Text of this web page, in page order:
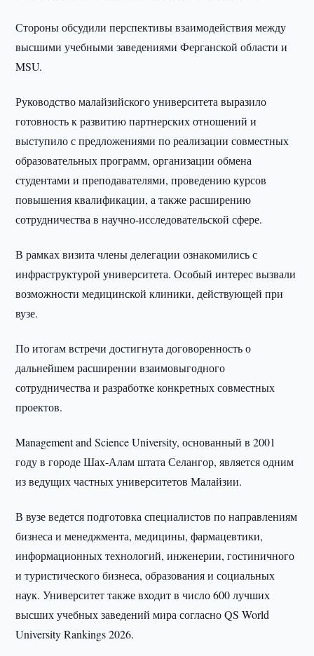
Стороны обсудили перспективы взаимодействия между
высшими учебными заведениями Ферганской области и
MSU.
Руководство малайзийского университета выразило
готовность к развитию партнерских отношений и
выступило с предложениями по реализации совместных
образовательных программ, организации обмена
студентами и преподавателями, проведению курсов
повышения квалификации, а также расширению
сотрудничества в научно-исследовательской сфере.
В рамках визита члены делегации ознакомились с
инфраструктурой университета. Особый интерес вызвали
возможности медицинской клиники, действующей при
вузе.
По итогам встречи достигнута договоренность о
дальнейшем расширении взаимовыгодного
сотрудничества и разработке конкретных совместных
проектов.
Management and Science University, основанный в 2001
году в городе Шах-Алам штата Селангор, является одним
из ведущих частных университетов Малайзии.
В вузе ведется подготовка специалистов по направлениям
бизнеса и менеджмента, медицины, фармацевтики,
информационных технологий, инженерии, гостиничного
и туристического бизнеса, образования и социальных
наук. Университет также входит в число 600 лучших
высших учебных заведений мира согласно QS World
University Rankings 2026.